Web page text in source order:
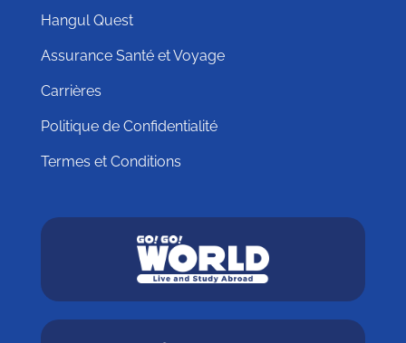
Hangul Quest
Assurance Santé et Voyage
Carrières
Politique de Confidentialité
Termes et Conditions